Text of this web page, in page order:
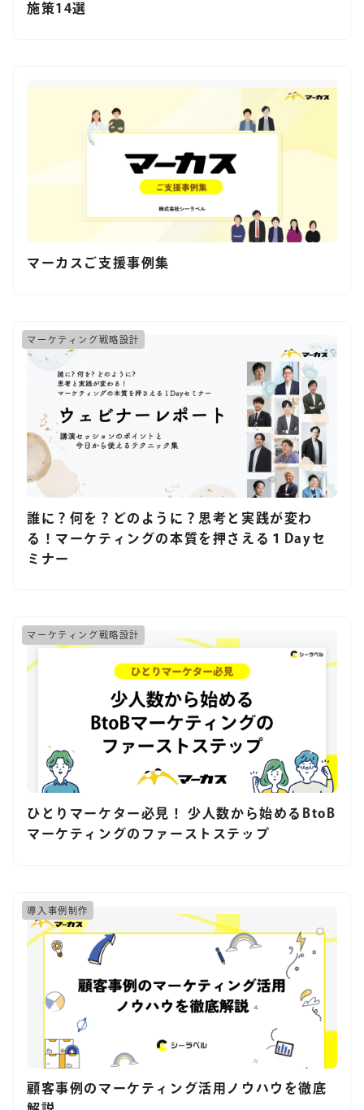
施策14選
マーカスご支援事例集
マーケティング戦略設計
誰に？何を？どのように？思考と実践が変わ
る！マーケティングの本質を押さえる１Dayセ
ミナー
マーケティング戦略設計
ひとりマーケター必見！ 少人数から始めるBtoB
マーケティングのファーストステップ
導入事例制作
顧客事例のマーケティング活用ノウハウを徹底